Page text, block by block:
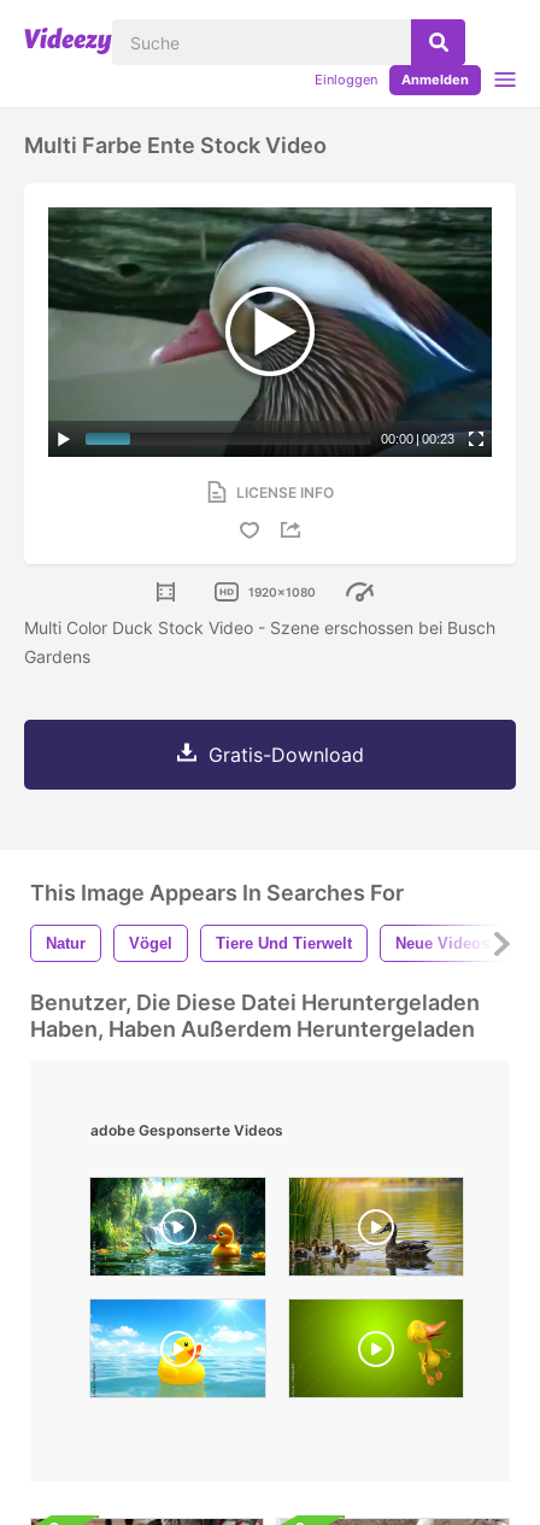
Einloggen Anmelden
Multi Farbe Ente Stock Video
00:00 | 00:23
LICENSE INFO
1920x1080
Multi Color Duck Stock Video - Szene erschossen bei Busch
Gardens
Gratis-Download
This Image Appears In Searches For
Natur Vögel Tiere Und Tierwelt Neue Videos
Benutzer, Die Diese Datei Heruntergeladen
Haben, Haben Außerdem Heruntergeladen
adobe Gesponserte Videos